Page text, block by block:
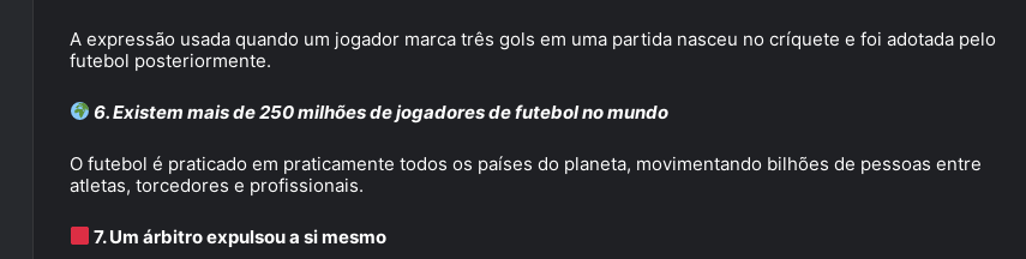
A expressão usada quando um jogador marca três gols em uma partida nasceu no críquete e foi adotada pelo
futebol posteriormente.
6. Existem mais de 250 milhões de jogadores de futebol no mundo
O futebol é praticado em praticamente todos os países do planeta, movimentando bilhões de pessoas entre
atletas, torcedores e profissionais.
7. Um árbitro expulsou a si mesmo